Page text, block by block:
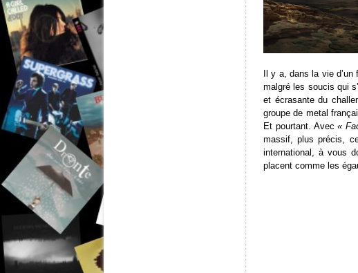
Il y a, dans la vie d’un
malgré les soucis qui
et écrasante du
groupe de metal
Et pourtant. Avec«
massif, plus précis,
international, à vous
placent comme les